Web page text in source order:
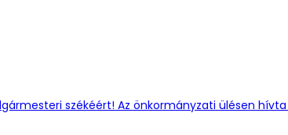
székéért! Az önkormányzati ülésen